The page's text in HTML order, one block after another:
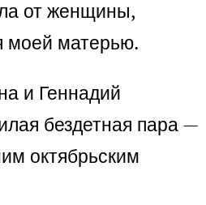
от женщины,
моей матерью.
и Геннадий
бездетная пара —
октябрьским